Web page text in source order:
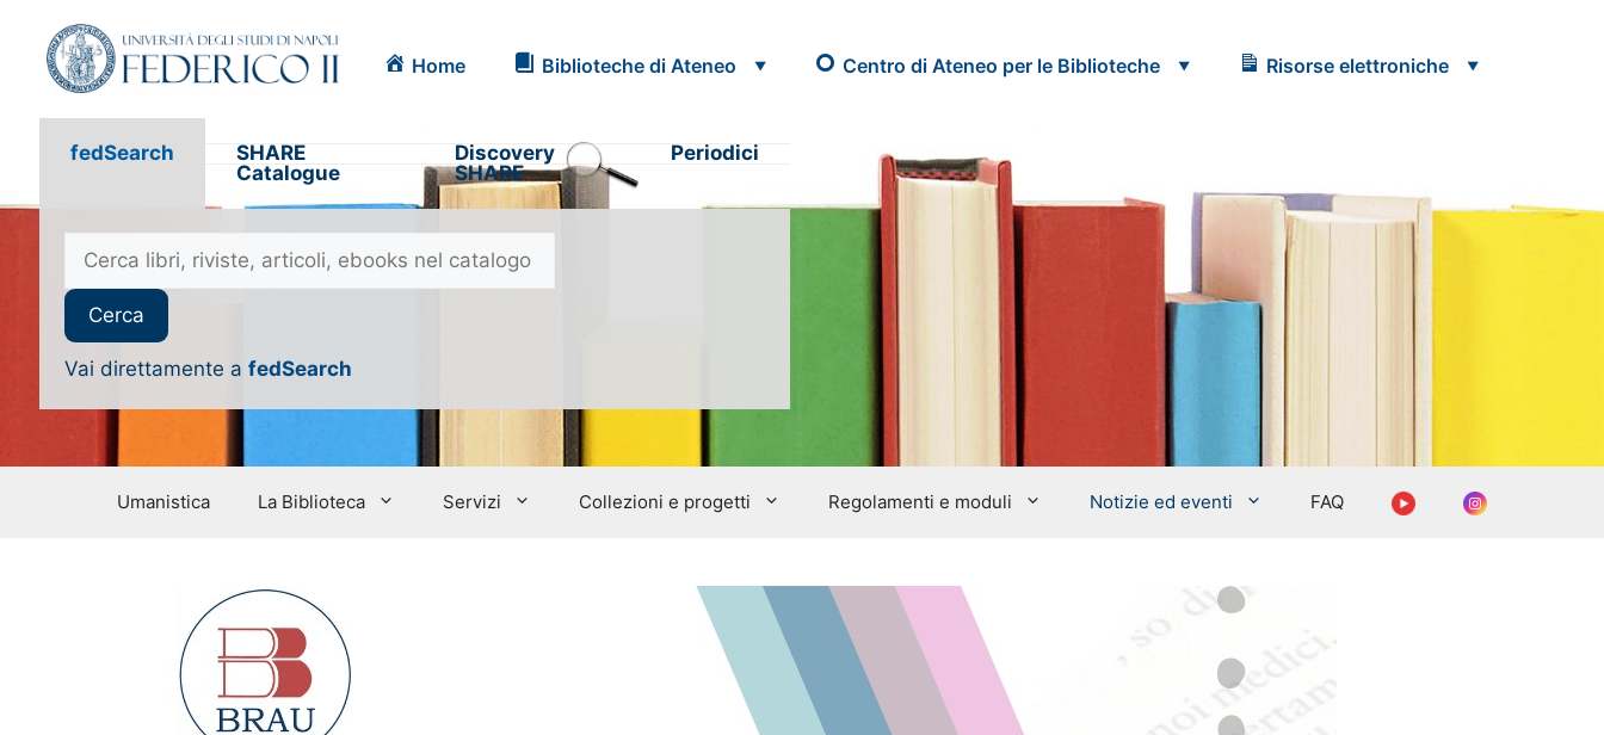
Home Biblioteche di Ateneo Centro di Ateneo per le Biblioteche Risorse elettroniche
fedSearch
SHARE
Catalogue
Discovery
SHARE
Periodici
Vai direttamente a fedSearch
Umanistica La Biblioteca Servizi Collezioni e progetti Regolamenti e moduli Notizie ed eventi FAQ YoutubeInstagram